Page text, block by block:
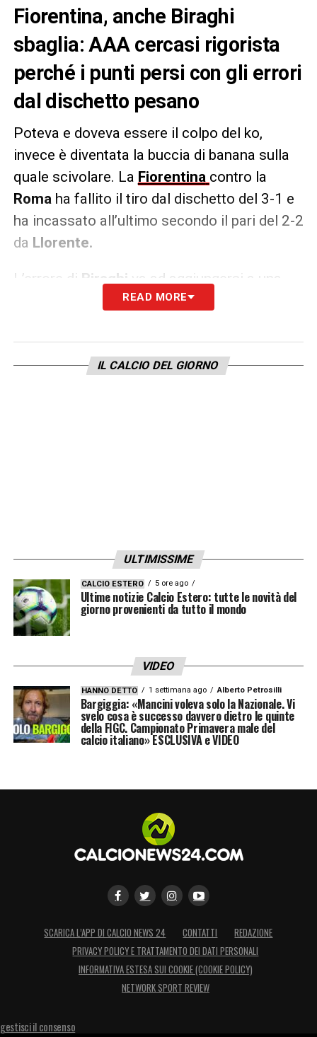
Fiorentina, anche Biraghi
sbaglia: AAA cercasi rigorista
perché i punti persi con gli errori
dal dischetto pesano
Poteva e doveva essere il colpo del ko,
invece è diventata la buccia di banana sulla
quale scivolare. La Fiorentina contro la
Romaha fallito il tiro dal dischetto del 3-1 e
ha incassato all’ultimo secondo il pari del 2-2
da Llorente.
L’errore di Biraghi va ad aggiungersi a una
lista nutrita di precedenti sbagli:
in Supercoppa contro il Napoli;Gonzalez
contro Inter e Lazio. In totale sono 4 punti in
READ MORE
IL CALCIO DEL GIORNO
ULTIMISSIME
CALCIO ESTERO 5 ore ago
Ultime notizie Calcio Estero: tutte le novità del
giorno provenienti da tutto il mondo
VIDEO
HANNO DETTO 1 settimana ago Alberto Petrosilli
Bargiggia: «Mancini voleva solo la Nazionale. Vi
svelo cosa è successo davvero dietro le quinte
della FIGC. Campionato Primavera male del
calcio italiano» ESCLUSIVA e VIDEO
SCARICA L’APP DI CALCIO NEWS 24 CONTATTI
REDAZIONE
PRIVACY POLICY E TRATTAMENTO DEI DATI PERSONALI
INFORMATIVA ESTESA SUI COOKIE (COOKIE POLICY)
NETWORK SPORT REVIEW
gestisci il consenso